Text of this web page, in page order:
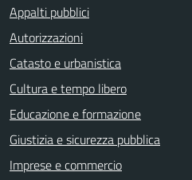
Appalti pubblici
Autorizzazioni
Catasto e urbanistica
Cultura e tempo libero
Educazione e formazione
Giustizia e sicurezza pubblica
Imprese e commercio